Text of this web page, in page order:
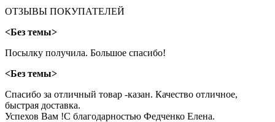
ОТЗЫВЫ ПОКУПАТЕЛЕЙ
<Без темы>
Посылку получила. Большое спасибо!
<Без темы>
Спасибо за отличный товар -казан. Качество отличное,
быстрая доставка.
Успехов Вам !С благодарностью Федченко Елена.